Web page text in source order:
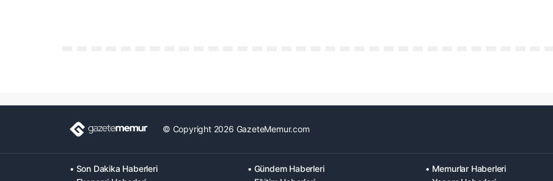
© Copyright 2026 GazeteMemur.com
• Son Dakika Haberleri • Gündem Haberleri • Memurlar Haberleri